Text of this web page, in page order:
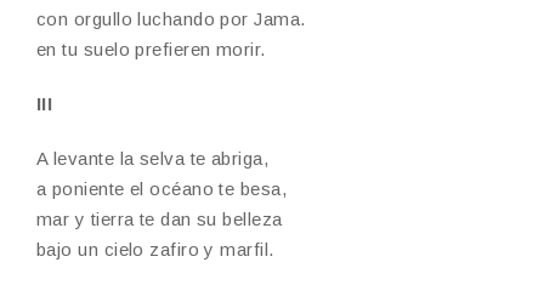
con orgullo luchando por Jama.
en tu suelo prefieren morir.
III
A levante la selva te abriga,
a poniente el océano te besa,
mar y tierra te dan su belleza
bajo un cielo zafiro y marfil.